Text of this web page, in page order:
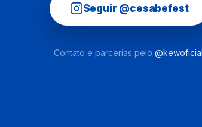
Seguir @cesabefest
Contato e parcerias pelo @kewoficial